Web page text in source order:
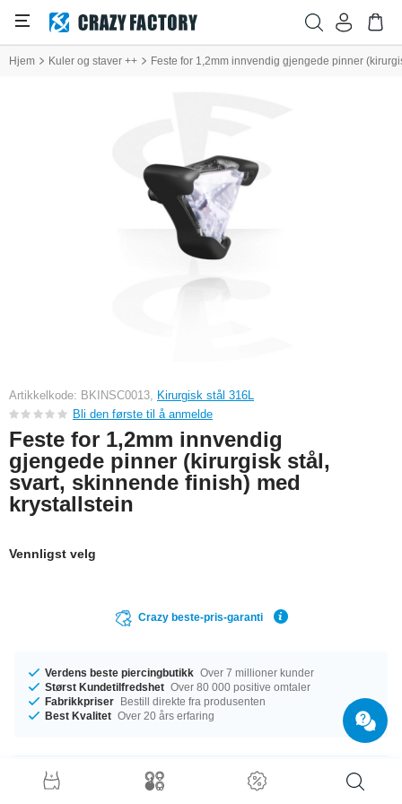
Hjem Kuler og staver ++ Feste for 1,2mm innvendig gjengede pinner
Artikkelkode: BKINSC0013, Kirurgisk stål 316L
Bli den første til å anmelde
Feste for 1,2mm innvendig
gjengede pinner (kirurgisk stål,
svart, skinnende finish) med
krystallstein
Vennligst velg
Crazy beste-pris-garanti
Verdens beste piercingbutikk Over 7 millioner kunder
Størst Kundetilfredshet Over 80 000 positive omtaler
Fabrikkpriser Bestill direkte fra produsenten
Best Kvalitet Over 20 års erfaring